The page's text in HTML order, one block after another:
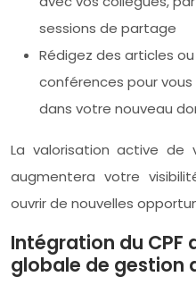
sessions de partage
Rédigez des articles
conférences pour
dans votre nouveau
La valorisation active de
augmentera votre
ouvrir de nouvelles
Intégration du CPF
globale de gestion